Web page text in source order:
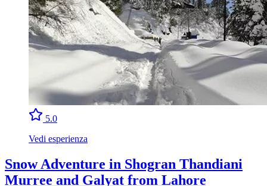
5.0
Vedi esperienza
Snow Adventure in Shogran Thandiani
Murree and Galyat from Lahore